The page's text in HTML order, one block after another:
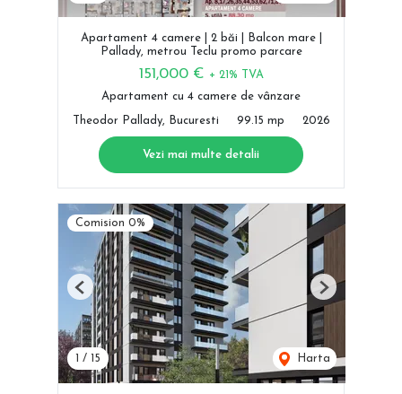
Apartament 4 camere | 2 băi | Balcon mare |
Pallady, metrou Teclu promo parcare
151,000 € + 21% TVA
Apartament cu 4 camere de vânzare
Theodor Pallady, Bucuresti 99.15 mp 2026
Vezi mai multe detalii
Comision 0%
/ 15 Harta
Previous Next